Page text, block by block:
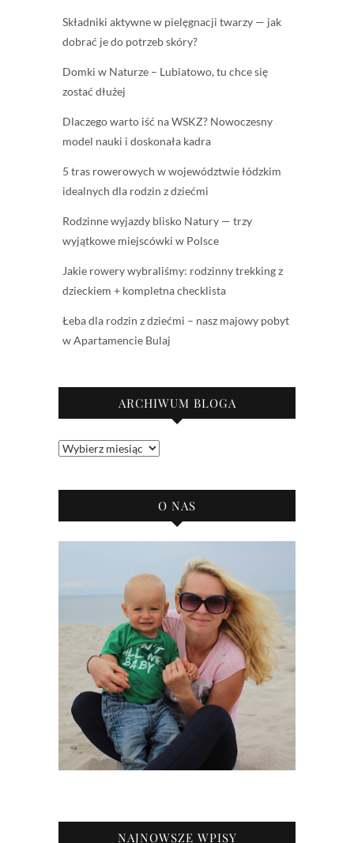
Składniki aktywne w pielęgnacji twarzy — jak
dobrać je do potrzeb skóry?
Domki w Naturze – Lubiatowo, tu chce się
zostać dłużej
Dlaczego warto iść na WSKZ? Nowoczesny
model nauki i doskonała kadra
5 tras rowerowych w województwie łódzkim
idealnych dla rodzin z dziećmi
Rodzinne wyjazdy blisko Natury — trzy
wyjątkowe miejscówki w Polsce
Jakie rowery wybraliśmy: rodzinny trekking z
dzieckiem + kompletna checklista
Łeba dla rodzin z dziećmi – nasz majowy pobyt
w Apartamencie Bulaj
ARCHIWUM BLOGA
Archiwum
O NAS
NAJNOWSZE WPISY